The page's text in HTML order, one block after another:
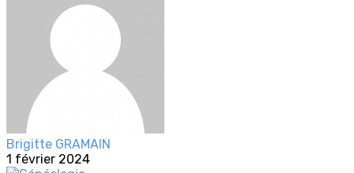
Brigitte GRAMAIN
1 février 2024